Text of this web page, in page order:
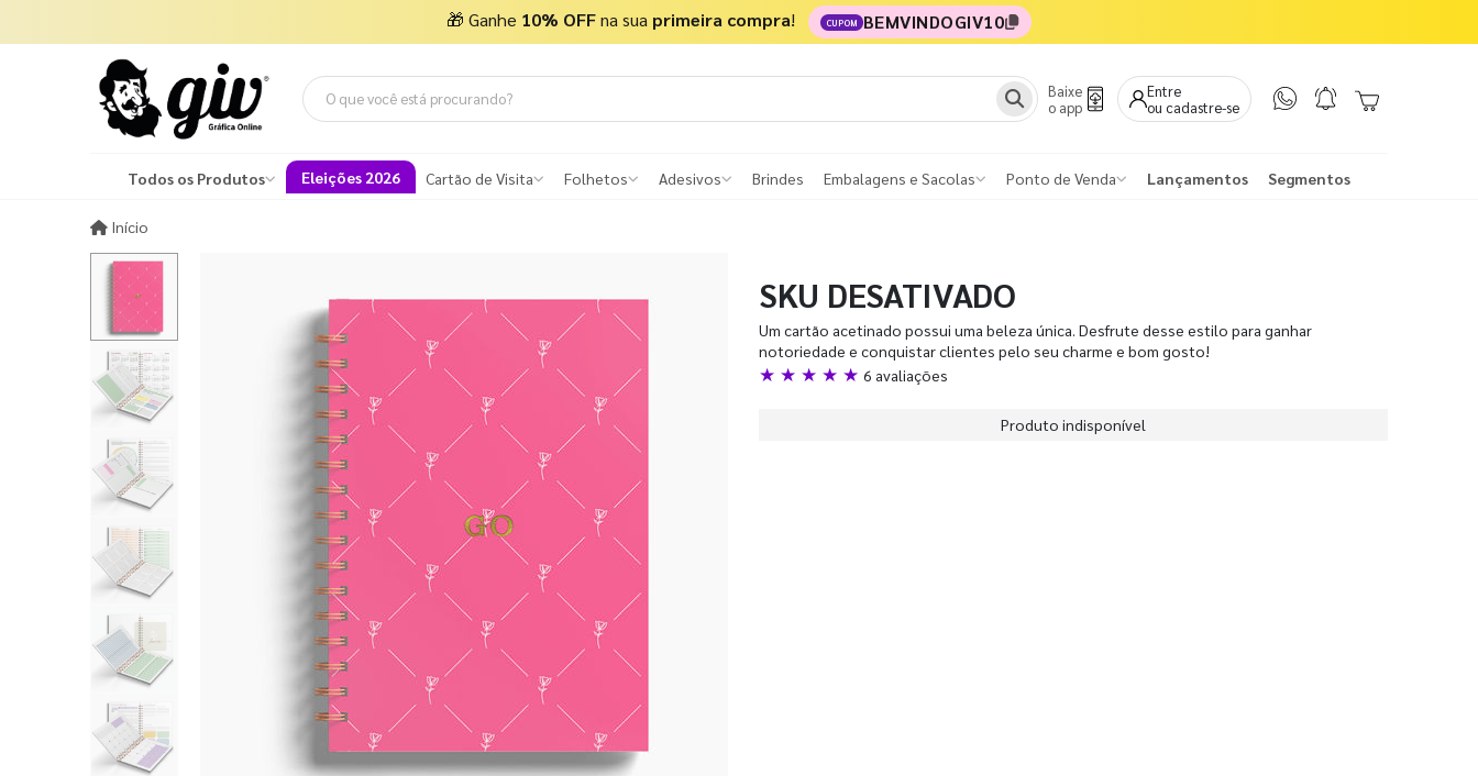
🎁 Ganhe 10% OFFna sua primeira compra! CUPOM BEMVINDOGIV10
Baixe
o app
Entre
ou cadastre-se
Todos os Produtos Eleições 2026 Cartão de Visita Folhetos Adesivos Brindes Embalagens e Sacolas Ponto de Venda Lançamentos Segmentos
Início
SKU DESATIVADO
Um cartão acetinado possui uma beleza única. Desfrute desse estilo para ganhar
notoriedade e conquistar clientes pelo seu charme e bom gosto!
★ ★ ★ ★ ★ 6 avaliações
Produto indisponível